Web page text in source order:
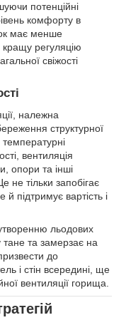
потенційні
комфорту в
має менше
регуляцію
свіжості
належна
структурної
температурні
вентиляція
опори та інші
не тільки запобігає
підтримує вартість і
льодових
тане та замерзає на
до
і стін всередині, ще
вентиляції горища.